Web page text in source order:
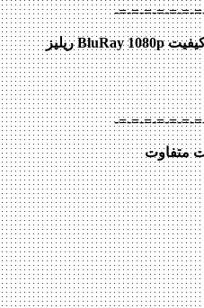
-=-=-=-=-=-=-
نسخه کم حجم و با کیفیت x265 (کیفیت BluRay 1080p ریلیز
-=-=-=-=-=-=-
متفاوت